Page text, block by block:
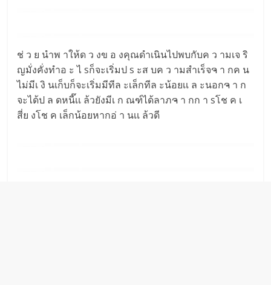
ช่ ว ย นำพ าให้ด ว งข อ งคุณดำเนินไปพบกับค ว ามเจ ริ
ญมั่งคั่งทำอ ะ ไ sก็จะเริ่มป s ะส บค ว ามสำเร็จຈ า กค น
ไม่มีเ งิ นเก็บก็จะเริ่มมีทีล ะเล็กทีล ะน้อยเเ ล ะนอกຈ า ก
จะได้ป ล ดหนี๊เเ ล้วยังมีเ ก ณฑ์ได้ลาภຈ า กก า sโช ค เ
สี่ย งโช ค เล็กน้อยหากอ่ า นเเ ล้วดี